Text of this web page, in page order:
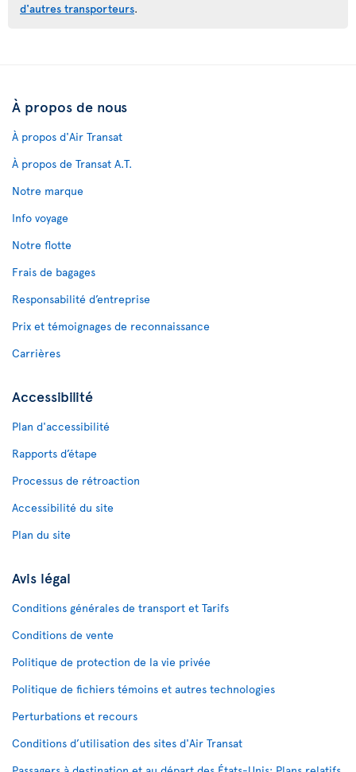
d'autres transporteurs.
À propos de nous
À propos d'Air Transat
À propos de Transat A.T.
Notre marque
Info voyage
Notre flotte
Frais de bagages
Responsabilité d’entreprise
Prix et témoignages de reconnaissance
Carrières
Accessibilité
Plan d'accessibilité
Rapports d’étape
Processus de rétroaction
Accessibilité du site
Plan du site
Avis légal
Conditions générales de transport et Tarifs
Conditions de vente
Politique de protection de la vie privée
Politique de fichiers témoins et autres technologies
Perturbations et recours
Conditions d’utilisation des sites d'Air Transat